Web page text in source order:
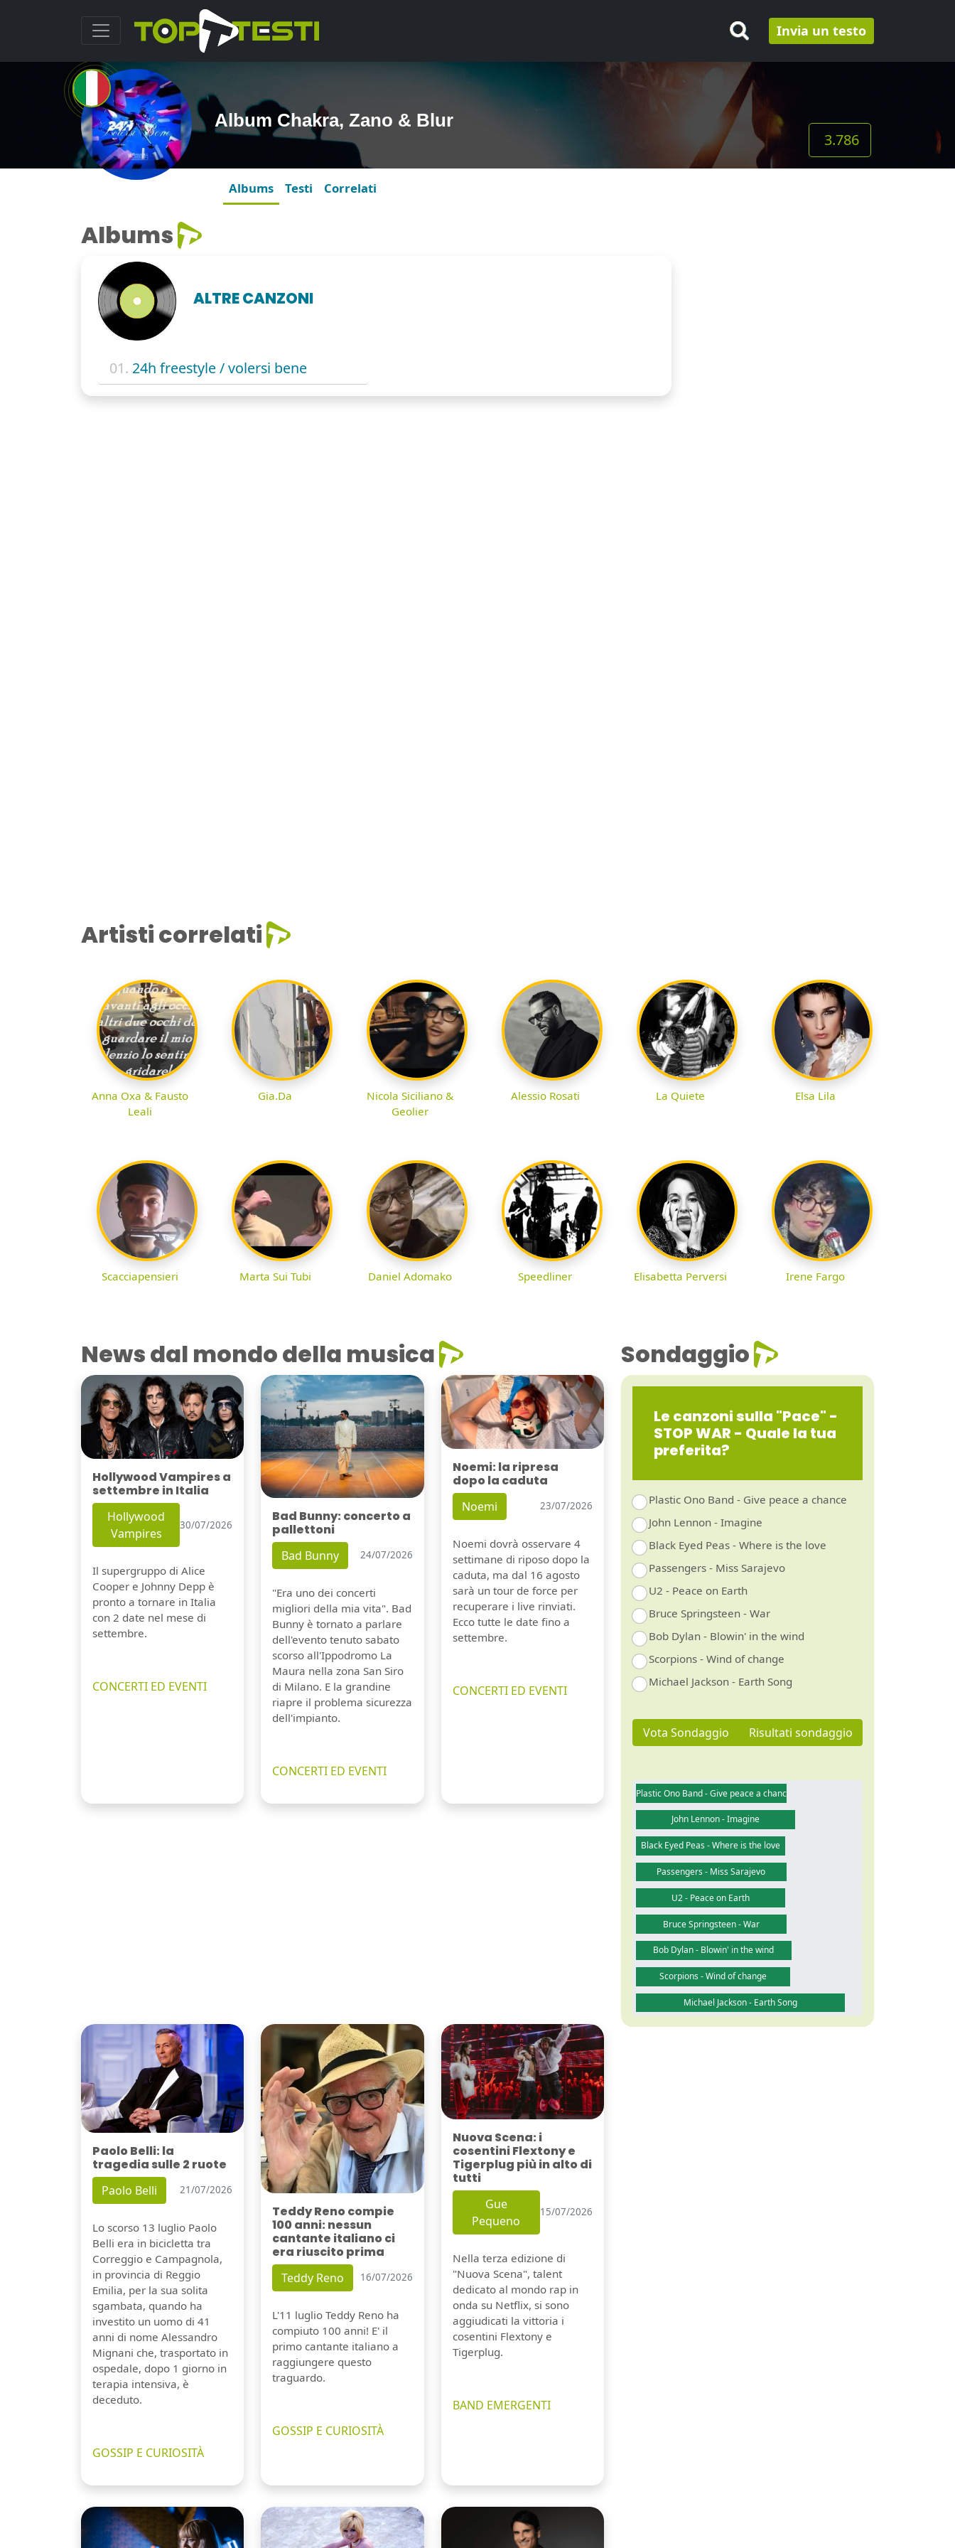
Invia un testo
Album Chakra, Zano & Blur
3.786
Albums Testi Correlati
Albums
ALTRE CANZONI
01. 24h freestyle / volersi bene
Artisti correlati
Anna Oxa & Fausto
Leali
Gia.Da
Nicola Siciliano &
Geolier
Alessio Rosati La Quiete Elsa Lila
Scacciapensieri Marta Sui Tubi Daniel Adomako Speedliner Elisabetta Perversi Irene Fargo
News dal mondo della musica
Hollywood Vampires a
settembre in Italia
Hollywood
Vampires
30/07/2026
Il supergruppo di Alice
Cooper e Johnny Depp è
pronto a tornare in Italia
con 2 date nel mese di
settembre.
CONCERTI ED EVENTI
Bad Bunny: concerto a
pallettoni
Bad Bunny 24/07/2026
"Era uno dei concerti
migliori della mia vita". Bad
Bunny è tornato a parlare
dell'evento tenuto sabato
scorso all'Ippodromo La
Maura nella zona San Siro
di Milano. E la grandine
riapre il problema sicurezza
dell'impianto.
CONCERTI ED EVENTI
Noemi: la ripresa
dopo la caduta
Noemi 23/07/2026
Noemi dovrà osservare 4
settimane di riposo dopo la
caduta, ma dal 16 agosto
sarà un tour de force per
recuperare i live rinviati.
Ecco tutte le date fino a
settembre.
CONCERTI ED EVENTI
Paolo Belli: la
tragedia sulle 2 ruote
Paolo Belli 21/07/2026
Lo scorso 13 luglio Paolo
Belli era in bicicletta tra
Correggio e Campagnola,
in provincia di Reggio
Emilia, per la sua solita
sgambata, quando ha
investito un uomo di 41
anni di nome Alessandro
Mignani che, trasportato in
ospedale, dopo 1 giorno in
terapia intensiva, è
deceduto.
GOSSIP E CURIOSITÀ
Teddy Reno compie
100 anni: nessun
cantante italiano ci
era riuscito prima
Teddy Reno 16/07/2026
L'11 luglio Teddy Reno ha
compiuto 100 anni! E' il
primo cantante italiano a
raggiungere questo
traguardo.
GOSSIP E CURIOSITÀ
Nuova Scena: i
cosentini Flextony e
Tigerplug più in alto di
tutti
Gue
Pequeno
15/07/2026
Nella terza edizione di
"Nuova Scena", talent
dedicato al mondo rap in
onda su Netflix, si sono
aggiudicati la vittoria i
cosentini Flextony e
Tigerplug.
BAND EMERGENTI
Sondaggio
Le canzoni sulla "Pace" -
STOP WAR - Quale la tua
preferita?
Plastic Ono Band - Give peace a chance
John Lennon - Imagine
Black Eyed Peas - Where is the love
Passengers - Miss Sarajevo
U2 - Peace on Earth
Bruce Springsteen - War
Bob Dylan - Blowin' in the wind
Scorpions - Wind of change
Michael Jackson - Earth Song
Vota Sondaggio Risultati sondaggio
Plastic Ono Band - Give peace a chance
John Lennon - Imagine
Black Eyed Peas - Where is the love
Passengers - Miss Sarajevo
U2 - Peace on Earth
Bruce Springsteen - War
Bob Dylan - Blowin' in the wind
Scorpions - Wind of change
Michael Jackson - Earth Song